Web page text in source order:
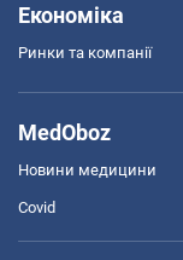
Економіка
Ринки та компанії
MedOboz
Новини медицини
Covid